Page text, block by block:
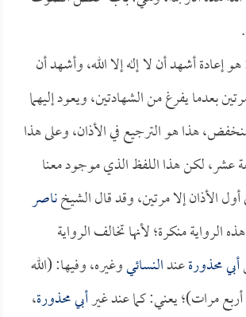
إعادة أشهد أن لا إله إلا الله، وأشهد أن
بعدما يفرغ من الشهادتين، ويعود إليهما
هذا هو الترجيع في الأذان، وعلى هذا
عشر، لكن هذا اللفظ الذي موجود معنا
أول الأذان إلا مرتين، وقد قال الشيخناصر
الرواية منكرة؛ لأنها تخالف الرواية
أبي محذورةعندالنسائيوغيره، وفيها: (الله
أربع مرات)؛ يعني: كما عند غيرأبي محذورة،